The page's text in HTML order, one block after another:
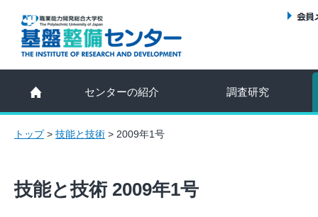
センターの紹介 調査研究
トップ> 技能と技術 > 2009年1号
技能と技術 2009年1号